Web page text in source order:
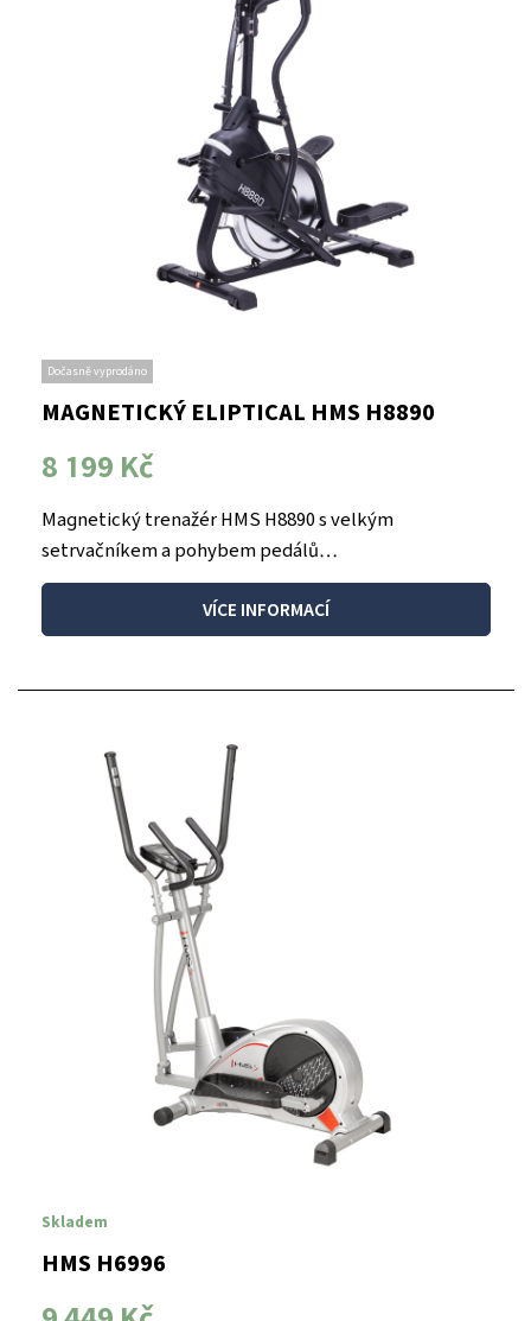
Dočasně vyprodáno
MAGNETICKÝ ELIPTICAL HMS H8890
8 199 Kč
Magnetický trenažér HMS H8890 s velkým
setrvačníkem a pohybem pedálů…
VÍCE INFORMACÍ
Skladem
HMS H6996